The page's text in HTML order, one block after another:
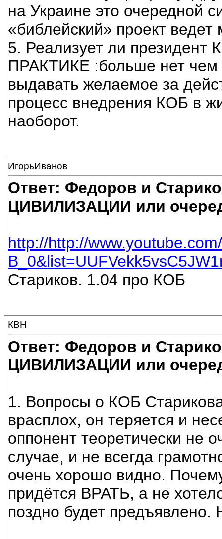
на Украине это очередной
«библейский» проект
5. Реализует ли
ПРАКТИКЕ :больше нет чем
выдавать желаемое за
процесс внедрения КОБ в
наоборот.
ИгорьИванов
Ответ: Федоров и
ЦИВИЛИЗАЦИИ или
http://http://
Стариков. 1.04 про КОБ
КВН
Ответ: Федоров и
ЦИВИЛИЗАЦИИ или
1. Вопросы о КОБ
врасплох, он теряется и
оппонент теоретически не
случае, и не всегда
очень хорошо видно.
придётся ВРАТЬ, а не
поздно будет предъявлено.